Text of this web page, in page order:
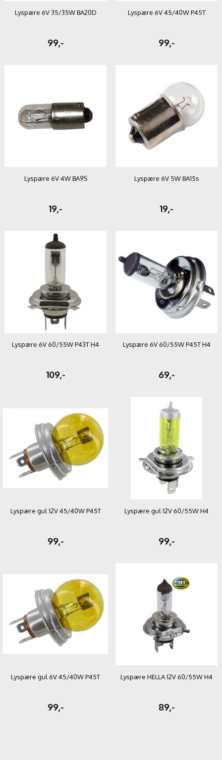
Lyspære 6V 35/35W BA20D
99,-
Lyspære 6V 45/40W P45T
99,-
Lyspære 6V 4W BA9S
19,-
Lyspære 6V 5W BA15s
19,-
Lyspære 6V 60/55W P43T H4
109,-
Lyspære 6V 60/55W P45T H4
69,-
Lyspære gul 12V 45/40W P45T
99,-
Lyspære gul 12V 60/55W H4
99,-
Lyspære gul 6V 45/40W P45T
99,-
Lyspære HELLA 12V 60/55W H4
89,-